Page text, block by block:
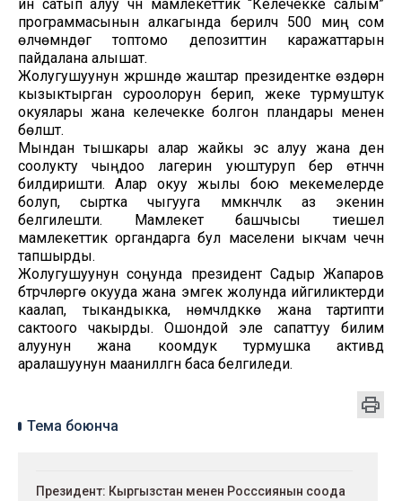
үйүн сатып алуу үчүн мамлекеттик “Келечекке салым”
программасынын алкагында берилүүчү 500 миң сом
өлчөмүндөгү топтомо депозиттин каражаттарын
пайдалана алышат.
Жолугушуунун жүрүшүндө жаштар президентке өздөрүн
кызыктырган суроолорун берип, жеке турмуштук
окуялары жана келечекке болгон пландары менен
бөлүштү.
Мындан тышкары алар жайкы эс алуу жана ден
соолукту чыңдоо лагерин уюштуруп берүү өтүнүчүн
билдиришти. Алар окуу жылы бою мекемелерде
болуп, сыртка чыгууга мүмкүнчүлүк аз экенин
белгилешти. Мамлекет башчысы тиешелүү
мамлекеттик органдарга бул маселени ыкчам чечүүнү
тапшырды.
Жолугушуунун соңунда президент Садыр Жапаров
бүтүрүүчүлөргө окууда жана эмгек жолунда ийгиликтерди
каалап, тыкандыкка, үнөмчүлдүккө жана тартипти
сактоого чакырды. Ошондой эле сапаттуу билим
алуунун жана коомдук турмушка активдүү
аралашуунун маанилүүлүгүн баса белгиледи.
Тема боюнча
Президент: Кыргызстан менен Росссиянын соода